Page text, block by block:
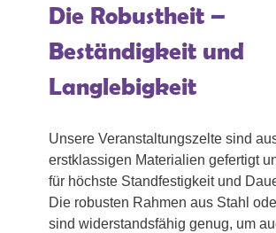
Die Robustheit –
Beständigkeit und
Langlebigkeit
Unsere Veranstaltungszelte sind
erstklassigen Materialien gefertigt
für höchste Standfestigkeit und
Die robusten Rahmen aus Stahl
sind widerstandsfähig genug, um